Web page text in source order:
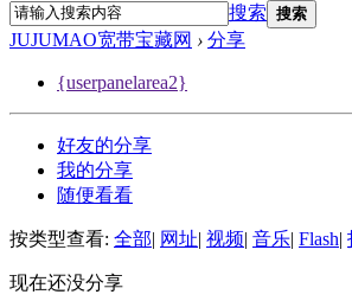
搜索 搜索
JUJUMAO宽带宝藏网 › 分享
{userpanelarea2}
好友的分享
我的分享
随便看看
按类型查看: 全部| 网址| 视频| 音乐| Flash|
现在还没分享